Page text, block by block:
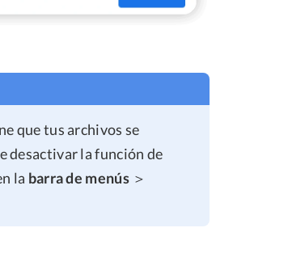
que tus archivos se
desactivar la función de
la barra de menús＞